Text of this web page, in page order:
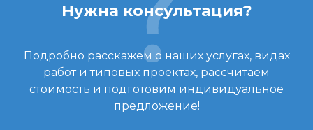
Нужна консультация?
Подробно расскажем о наших услугах, видах
работ и типовых проектах, рассчитаем
стоимость и подготовим индивидуальное
предложение!